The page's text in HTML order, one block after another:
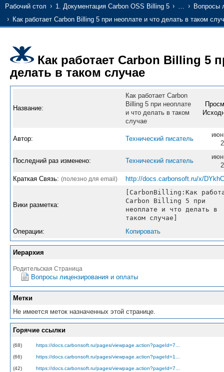
Рабочий стол 1. Документация Carbon OSS Billing 5 …
Вопросы
Как работает Carbon Billing 5 при неоплате и что делать в таком
Как работает Carbon Billing 5
делать в таком случае
Название:
Как работает Carbon
Billing 5 при неоплате
и что делать в таком
случае
Автор: Технический писатель
Последний раз изменено: Технический писатель
Краткая Связь: (полезно для email) http://docs.carbonsoft.ru/x/
Вики разметка:
[CarbonBilling:Как
Carbon Billing 5 при
неоплате и что делать в
таком случае]
Операции:
Копировать
Иерархия
Родительская Страница
Вопросы лицензирования и оплаты
Метки
Не имеется меток назначенных этой странице.
Горячие ссылки
(68) https://docs.carbonsoft.ru/pages/viewpage.action?pageId=7...
(66) https://docs.carbonsoft.ru/pages/viewpage.action?pageId=1...
(42) https://docs.carbonsoft.ru/pages/viewpage.action?pageId=7...